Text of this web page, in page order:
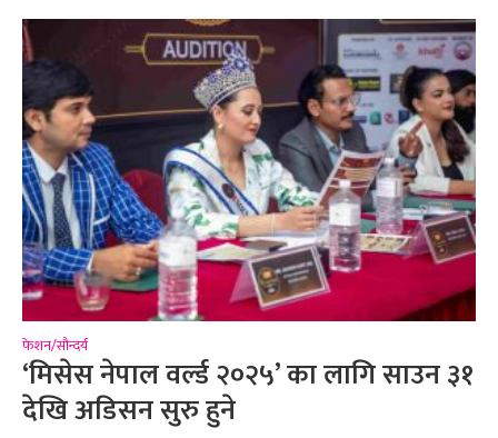
फेशन/सौन्दर्य
‘मिसेस नेपाल वर्ल्ड २०२५’ का लागि साउन ३१
देखि अडिसन सुरु हुने